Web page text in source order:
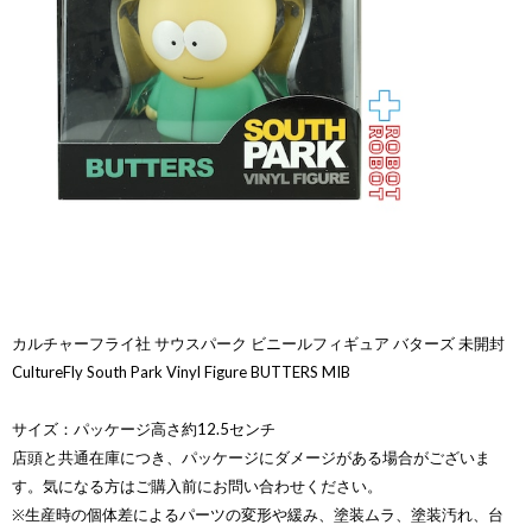
カルチャーフライ社 サウスパーク ビニールフィギュア バターズ 未開封
CultureFly South Park Vinyl Figure BUTTERS MIB
サイズ：パッケージ高さ約12.5センチ
店頭と共通在庫につき、パッケージにダメージがある場合がございま
す。気になる方はご購入前にお問い合わせください。
※生産時の個体差によるパーツの変形や緩み、塗装ムラ、塗装汚れ、台